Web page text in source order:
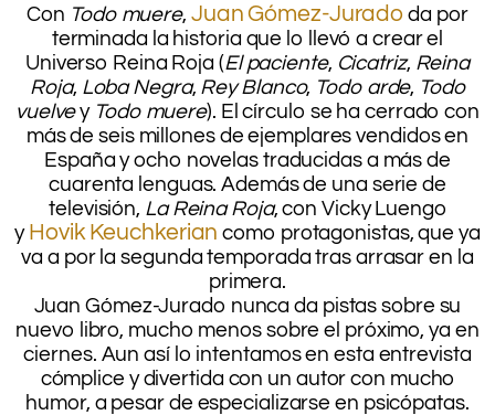
Con Todo muere, Juan Gómez-Jurado da por
terminada la historia que lo llevó a crear el
Universo Reina Roja (El paciente, Cicatriz, Reina
Roja, Loba Negra, Rey Blanco, Todo arde, Todo
vuelvey Todo muere). El círculo se ha cerrado con
más de seis millones de ejemplares vendidosen
España y ocho novelas traducidas a más de
cuarenta lenguas. Además de una serie de
televisión, La Reina Roja, con Vicky Luengo
y Hovik Keuchkerian como protagonistas, que ya
va a por la segunda temporada tras arrasar en la
primera.
Juan Gómez-Jurado nunca da pistas sobre su
nuevo libro, mucho menos sobre el próximo, ya en
ciernes. Aun así lo intentamos en esta entrevista
cómplice y divertida con un autor con mucho
humor, a pesar de especializarse en psicópatas.